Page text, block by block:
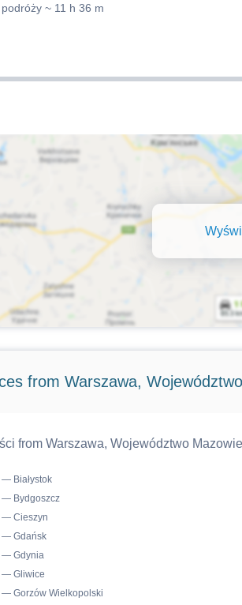
~ 11 h 36 m
from Warszawa,
from Warszawa, Województwo
Białystok
— Bydgoszcz
— Cieszyn
— Gdańsk
— Gdynia
— Gliwice
Gorzów Wielkopolski